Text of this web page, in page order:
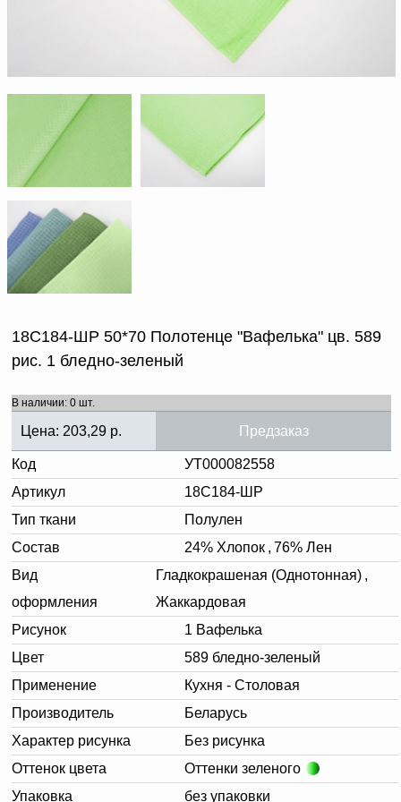
Письмо руководителю
Вопросы и ответы
Новости | Статьи
18С184-ШР 50*70 Полотенце "Вафелька" цв. 589
рис. 1 бледно-зеленый
В наличии: 0 шт.
Цена: 203,29 р. Предзаказ
Код
УТ000082558
Артикул
18С184-ШР
Тип ткани
Полулен
Состав
24% Хлопок , 76% Лен
Вид
оформления
Гладкокрашеная (Однотонная) ,
Жаккардовая
Рисунок
1 Вафелька
Цвет
589 бледно-зеленый
Применение
Кухня - Столовая
Производитель
Беларусь
Характер рисунка
Без рисунка
Оттенок цвета
Оттенки зеленого
Упаковка
без упаковки